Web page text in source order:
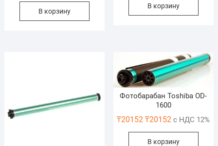
В корзину
В корзину
Фотобарабан Toshiba OD-
1600
₸20152 ₸20152 с НДС 12%
В корзину